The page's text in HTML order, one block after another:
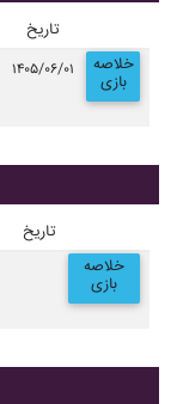
تاریخ
۱۴۰۵/۰۶/۰۱ خلاصه
بازی
تاریخ
خلاصه
بازی